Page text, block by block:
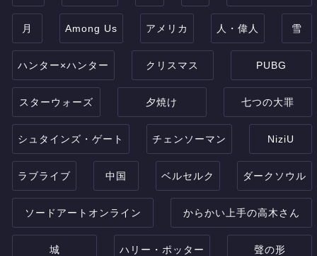
月 Among Us アメリカ 人・偉人 雪
ハンター×ハンター クリスマス PUBG
スターウォーズ 夕焼け 七つの大罪
シュタインズ・ゲート チェンソーマン NiziU
ラブライブ 中国 ベルセルク ダークソウル
ソードアートオンライン からかい上手の高木さん
城 ハリー・ポッター 聲の形